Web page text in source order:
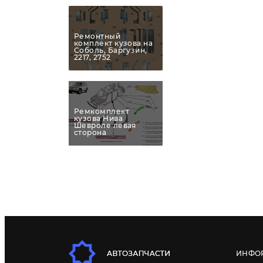
Ремонтный
комплект кузова на
Соболь, Баргузин,
2217, 2752
Ремкомплект
кузова Нива
Шевроле левая
сторона